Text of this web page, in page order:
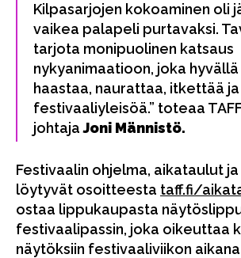
Kilpasarjojen kokoaminen oli
vaikea palapeli purtavaksi.
tarjota monipuolinen katsaus
nykyanimaatioon, joka
haastaa, naurattaa, itkettää
festivaaliyleisöä.” toteaa
johtajaJoni Männistö.
Festivaalin ohjelma, aikataulut
löytyvät osoitteesta taff.fi/
ostaa lippukaupasta
festivaalipassin, joka oikeuttaa
näytöksiin festivaaliviikon